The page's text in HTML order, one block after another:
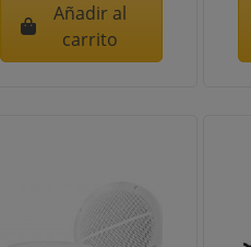
Añadir al
carrito